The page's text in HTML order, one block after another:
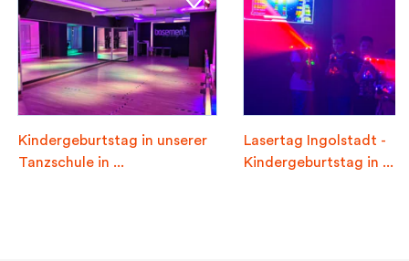
Kindergeburtstag in unserer
Tanzschule in ...
Lasertag Ingolstadt -
Kindergeburtstag in ...